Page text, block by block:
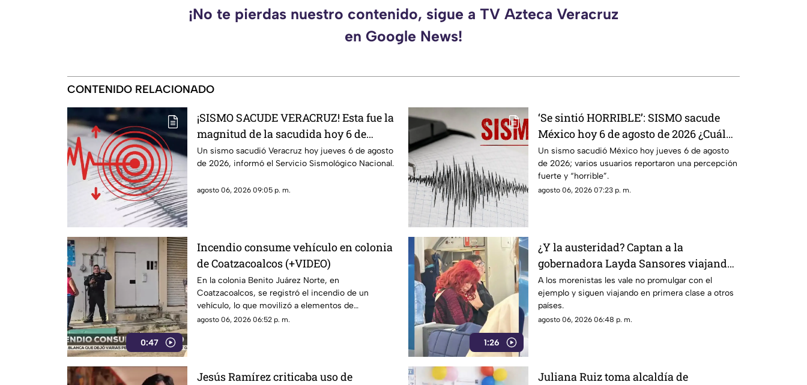
¡No te pierdas nuestro contenido, sigue a TV Azteca Veracruz
en Google News!
CONTENIDO RELACIONADO
¡SISMO SACUDE VERACRUZ! Esta fue la
magnitud de la sacudida hoy 6 de
agosto de 2026
Un sismo sacudió Veracruz hoy jueves 6 de agosto
de 2026, informó el Servicio Sismológico Nacional.
agosto 06, 2026 09:05 p. m.
‘Se sintió HORRIBLE’: SISMO sacude
México hoy 6 de agosto de 2026 ¿Cuál
fue la magnitud?
Un sismo sacudió México hoy jueves 6 de agosto
de 2026; varios usuarios reportaron una percepción
fuerte y “horrible”.
agosto 06, 2026 07:23 p. m.
0:47
Incendio consume vehículo en colonia
de Coatzacoalcos (+VIDEO)
En la colonia Benito Juárez Norte, en
Coatzacoalcos, se registró el incendio de un
vehículo, lo que movilizó a elementos de
emergencias.
agosto 06, 2026 06:52 p. m.
1:26
¿Y la austeridad? Captan a la
gobernadora Layda Sansores viajando
en primera clase a Madrid
A los morenistas les vale no promulgar con el
ejemplo y siguen viajando en primera clase a otros
países.
agosto 06, 2026 06:48 p. m.
Jesús Ramírez criticaba uso de
Juliana Ruiz toma alcaldía de